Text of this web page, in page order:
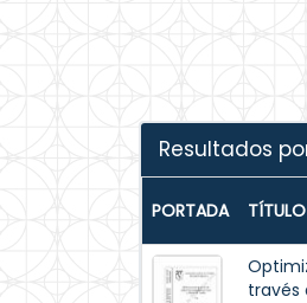
Resultados
PORTADA TÍTULO
través